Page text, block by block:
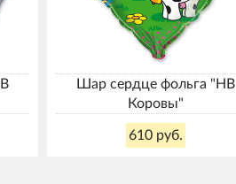
Шар сердце фольга "HB
Коровы"
610 руб.